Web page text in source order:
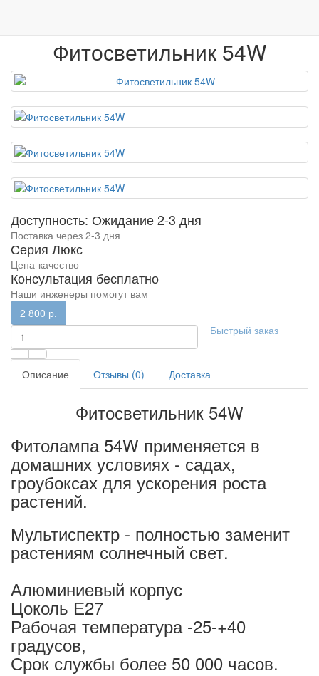
Фитосветильник 54W
Доступность: Ожидание 2-3 дня
Поставка через 2-3 дня
Серия Люкс
Цена-качество
Консультация бесплатно
Наши инженеры помогут вам
2 800 р.
Быстрый заказ
Описание Отзывы (0) Доставка
Фитосветильник 54W
Фитолампа 54W применяется в
домашних условиях - садах,
гроубоксах для ускорения роста
растений.
Мультиспектр - полностью заменит
растениям солнечный свет.
Алюминиевый корпус
Цоколь Е27
Рабочая температура -25-+40
градусов,
Срок службы более 50 000 часов.